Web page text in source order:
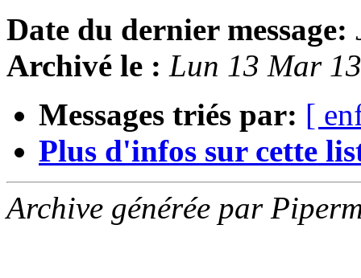
Date du dernier message:
Archivé le : Lun 13 Mar
Messages triés par: [
Plus d'infos sur cette
Archive générée par